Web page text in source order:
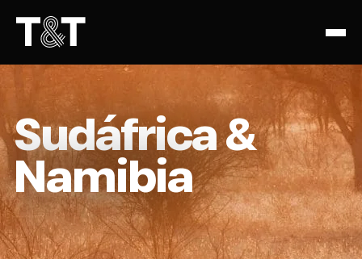
Sudáfrica &
Namibia